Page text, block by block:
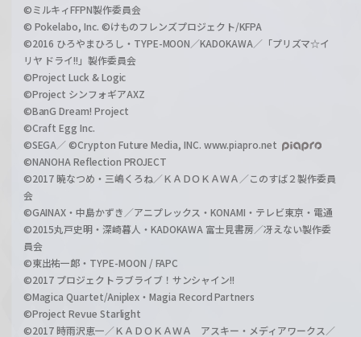
©ミルキィFFPN製作委員会
© Pokelabo, Inc. ©けものフレンズプロジェクト/KFPA
©2016 ひろやまひろし・TYPE-MOON／KADOKAWA／「プリズマ☆イ
リヤ ドライ!!」製作委員会
©Project Luck & Logic
©Project シンフォギアAXZ
©BanG Dream! Project
©Craft Egg Inc.
©SEGA／ ©Crypton Future Media, INC. www.piapro.net
©NANOHA Reflection PROJECT
©2017 暁なつめ・三嶋くろね／ＫＡＤＯＫＡＷＡ／このすば２製作委員
会
©GAINAX・中島かずき／アニプレックス・KONAMI・テレビ東京・電通
©2015丸戸史明・深崎暮人・KADOKAWA 富士見書房／冴えない製作委
員会
©東出祐一郎・TYPE-MOON / FAPC
©2017 プロジェクトラブライブ！サンシャイン!!
©Magica Quartet/Aniplex・Magia Record Partners
©Project Revue Starlight
©2017 時雨沢恵一／ＫＡＤＯＫＡＷＡ アスキー・メディアワークス／